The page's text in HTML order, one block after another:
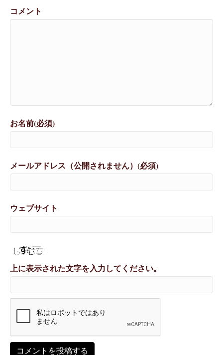
コメント
お名前(必須)
メールアドレス（公開されません）(必須)
ウェブサイト
上に表示された文字を入力してください。